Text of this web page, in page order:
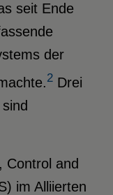
seit Ende
der
2Drei
Control and
im Alliierten